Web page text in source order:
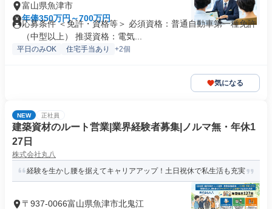
富山県魚津市
年俸350万円～700万円
応募条件 ＜免許・資格等＞ 必須資格：普通自動車第一種免許
（中型以上） 推奨資格：電気...
平日のみOK 住宅手当あり +2個
気になる
NEW 正社員
建築資材のルート営業|業界経験者募集|ノルマ無・年休1
27日
株式会社丸八
経験を生かし腰を据えてキャリアアップ！土日祝休で私生活も充実
〒937-0066富山県魚津市北鬼江